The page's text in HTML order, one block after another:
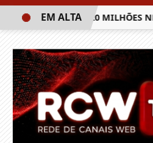
PRÊMIO DE R$ 20 MILHÕES
EM ALTA